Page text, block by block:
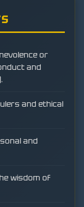
or
and
and ethical
and
wisdom of